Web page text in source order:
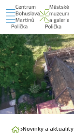
Novinky a aktuality